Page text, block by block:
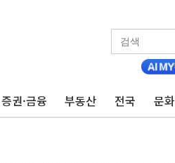
증권·금융 부동산 전국 문
며 대부분 상승… "2분기 기업 순이익
론으로 나토 회원국 공격 검토… 거짓